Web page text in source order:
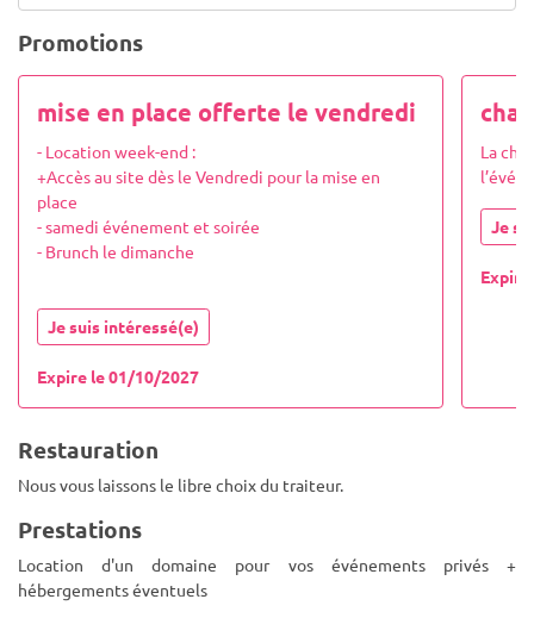
Promotions
mise en place offerte le vendredi
- Location week-end :
+Accès au site dès le Vendredi pour la mise en
place
- samedi événement et soirée
- Brunch le dimanche
Je suis intéressé(e)
Expire le 01/10/2027
La
Je
Restauration
Nous vous laissons le libre choix du traiteur.
Prestations
Location d'un domaine pour vos événements privés +
hébergements éventuels